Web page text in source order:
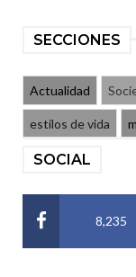
SECCIONES
Actualidad
estilos de vida
SOCIAL
8,235